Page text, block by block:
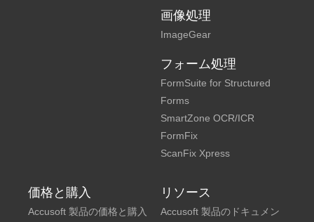
画像処理
ImageGear
フォーム処理
FormSuite for Structured
Forms
SmartZone OCR/ICR
FormFix
ScanFix Xpress
価格と購入
Accusoft 製品の価格と購入
リソース
Accusoft 製品のドキュメン